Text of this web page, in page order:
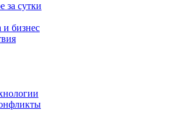
за сутки
бизнес